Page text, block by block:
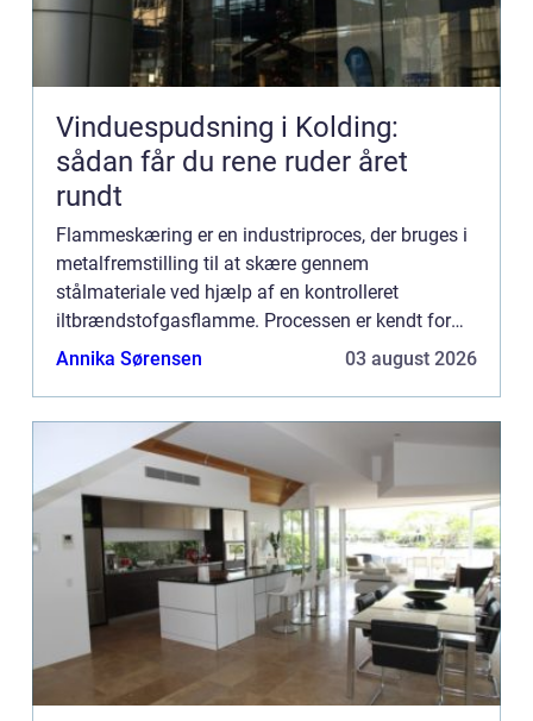
Vinduespudsning i Kolding:
sådan får du rene ruder året
rundt
Flammeskæring er en industriproces, der bruges i
metalfremstilling til at skære gennem
stålmateriale ved hjælp af en kontrolleret
iltbrændstofgasflamme. Processen er kendt for
sin evne til præcist at skære tykke stålemner og er
Annika Sørensen 03 august 2026